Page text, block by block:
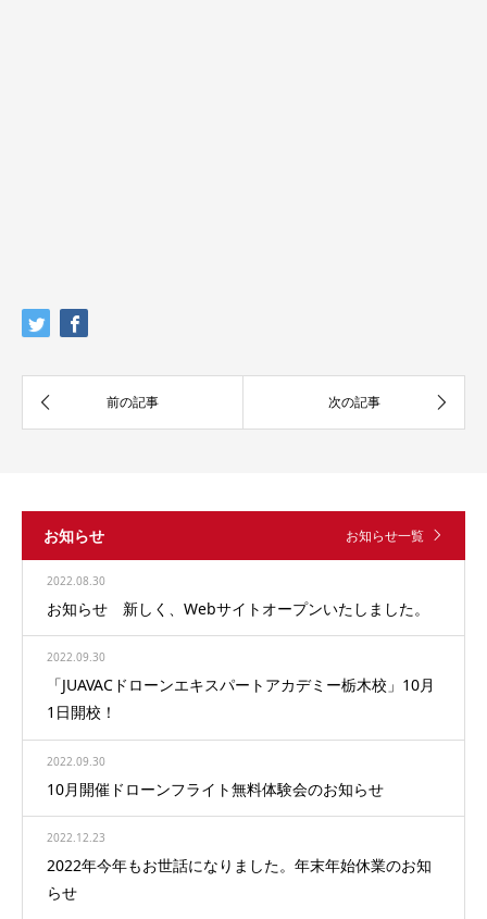
お知らせ お知らせ一覧
2022.08.30
お知らせ 新しく、Webサイトオープンいたしました。
2022.09.30
「JUAVACドローンエキスパートアカデミー栃木校」10月
1日開校！
2022.09.30
10月開催ドローンフライト無料体験会のお知らせ
2022.12.23
2022年今年もお世話になりました。年末年始休業のお知
らせ